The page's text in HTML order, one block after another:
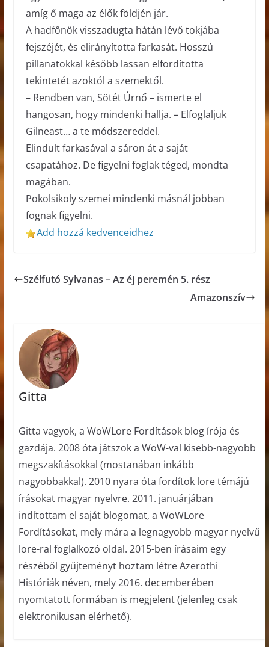
amíg ő maga az élők földjén jár.
A hadfőnök visszadugta hátán lévő tokjába
fejszéjét, és elirányította farkasát. Hosszú
pillanatokkal később lassan elfordította
tekintetét azoktól a szemektől.
– Rendben van, Sötét Úrnő – ismerte el
hangosan, hogy mindenki hallja. – Elfoglaljuk
Gilneast… a te módszereddel.
Elindult farkasával a sáron át a saját
csapatához. De figyelni foglak téged, mondta
magában.
Pokolsikoly szemei mindenki másnál jobban
fognak figyelni.
Add hozzá kedvenceidhez
Szélfutó Sylvanas – Az éj peremén 5. rész
Amazonszív
Gitta
Gitta vagyok, a WoWLore Fordítások blog írója és
gazdája. 2008 óta játszok a WoW-val kisebb-nagyobb
megszakításokkal (mostanában inkább
nagyobbakkal). 2010 nyara óta fordítok lore témájú
írásokat magyar nyelvre. 2011. januárjában
indítottam el saját blogomat, a WoWLore
Fordításokat, mely mára a legnagyobb magyar nyelvű
lore-ral foglalkozó oldal. 2015-ben írásaim egy
részéből gyűjteményt hoztam létre Azerothi
Históriák néven, mely 2016. decemberében
nyomtatott formában is megjelent (jelenleg csak
elektronikusan elérhető).